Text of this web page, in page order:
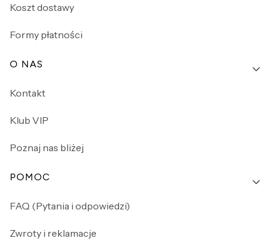
Koszt dostawy
Formy płatności
O NAS
Kontakt
Klub VIP
Poznaj nas bliżej
POMOC
FAQ (Pytania i odpowiedzi)
Zwroty i reklamacje